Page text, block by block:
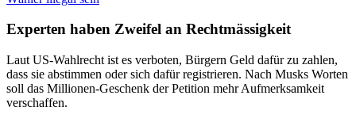
Experten haben Zweifel an Rechtmässigkeit
Laut US-Wahlrecht ist es verboten, Bürgern Geld dafür zu zahlen,
dass sie abstimmen oder sich dafür registrieren. Nach Musks Worten
soll das Millionen-Geschenk der Petition mehr Aufmerksamkeit
verschaffen.